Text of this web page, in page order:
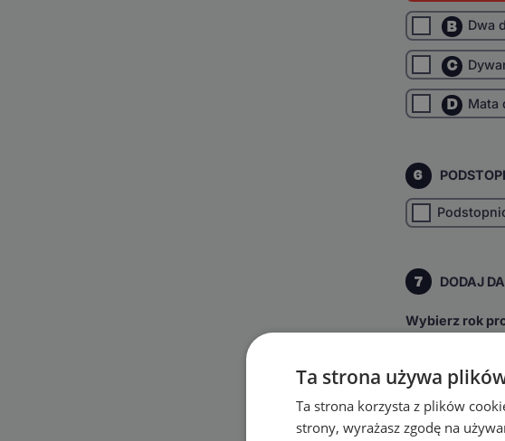
B Dwa
C
D Mata
6
7 DODAJ
Wybierz rok
4x4
Wybierz
Ta strona używa
Ta strona korzysta z plików
strony, wyrażasz zgodę na